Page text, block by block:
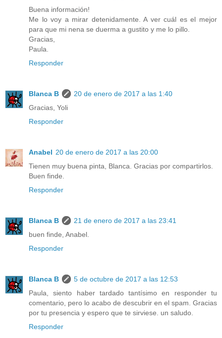
Buena información!
Me lo voy a mirar detenidamente. A ver cuál es el mejor
para que mi nena se duerma a gustito y me lo pillo.
Gracias,
Paula.
Responder
Blanca B
20 de enero de 2017 a las 1:40
Gracias, Yoli
Responder
Anabel 20 de enero de 2017 a las 20:00
Tienen muy buena pinta, Blanca. Gracias por compartirlos.
Buen finde.
Responder
Blanca B
21 de enero de 2017 a las 23:41
buen finde, Anabel.
Responder
Blanca B
5 de octubre de 2017 a las 12:53
Paula, siento haber tardado tantísimo en responder tu
comentario, pero lo acabo de descubrir en el spam. Gracias
por tu presencia y espero que te sirviese. un saludo.
Responder